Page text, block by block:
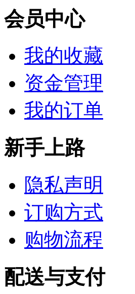
会员中心
我的收藏
资金管理
我的订单
新手上路
隐私声明
订购方式
购物流程
配送与支付